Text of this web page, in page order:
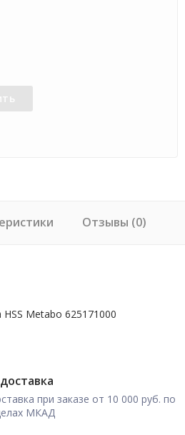
Отзывы (0)
Metabo 625171000
при заказе от 10 000 руб. по
МКАД